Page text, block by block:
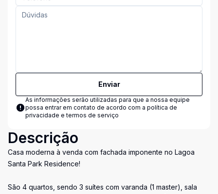
Enviar
As informações serão utilizadas para que a nossa equipe
possa entrar em contato de acordo com a política de
privacidade e termos de serviço
Descrição
Casa moderna à venda com fachada imponente no Lagoa
Santa Park Residence!
São 4 quartos, sendo 3 suítes com varanda (1 master), sala